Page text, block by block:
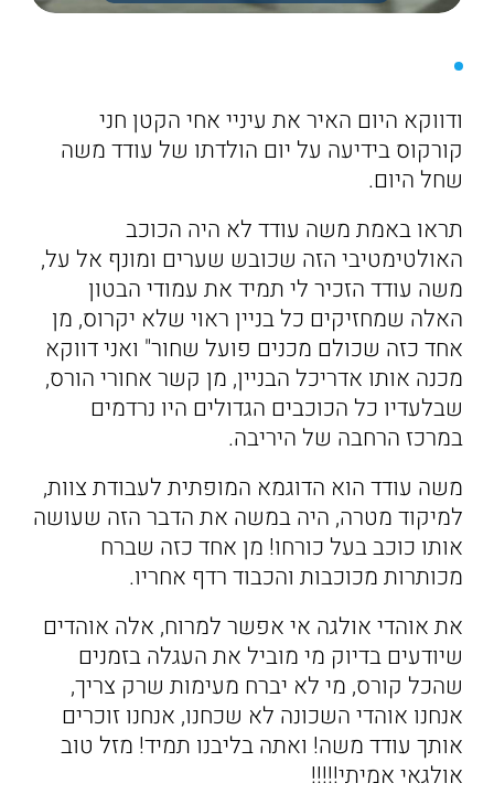
ודווקא היום האיר את עיניי אחי הקטן חני
קורקוס בידיעה על יום הולדתו של עודד משה
שחל היום.
תראו באמת משה עודד לא היה הכוכב
האולטימטיבי הזה שכובש שערים ומונף אל על,
משה עודד הזכיר לי תמיד את עמודי הבטון
האלה שמחזיקים כל בניין ראוי שלא יקרוס, מן
אחד כזה שכולם מכנים פועל שחור" ואני דווקא
מכנה אותו אדריכל הבניין, מן קשר אחורי הורס,
שבלעדיו כל הכוכבים הגדולים היו נרדמים
במרכז הרחבה של היריבה.
משה עודד הוא הדוגמא המופתית לעבודת צוות,
למיקוד מטרה, היה במשה את הדבר הזה שעושה
אותו כוכב בעל כורחו! מן אחד כזה שברח
מכותרות מכוכבות והכבוד רדף אחריו.
את אוהדי אולגה אי אפשר למרוח, אלה אוהדים
שיודעים בדיוק מי מוביל את העגלה בזמנים
שהכל קורס, מי לא יברח מעימות שרק צריך,
אנחנו אוהדי השכונה לא שכחנו, אנחנו זוכרים
אותך עודד משה! ואתה בליבנו תמיד! מזל טוב
אולגאי אמיתי!!!!!